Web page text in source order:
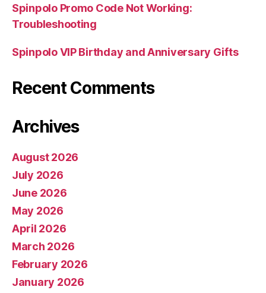
Spinpolo Promo Code Not Working:
Troubleshooting
Spinpolo VIP Birthday and Anniversary Gifts
Recent Comments
Archives
August 2026
July 2026
June 2026
May 2026
April 2026
March 2026
February 2026
January 2026